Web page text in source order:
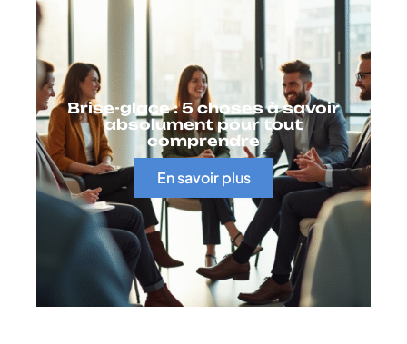
Brise-glace : 5 choses à savoir
absolument pour tout
comprendre
En savoir plus